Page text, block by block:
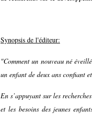
Synopsis de l'éditeur:
"Comment un nouveau né
un enfant de deux ans confiant
En s’appuyant sur les
et les besoins des jeunes